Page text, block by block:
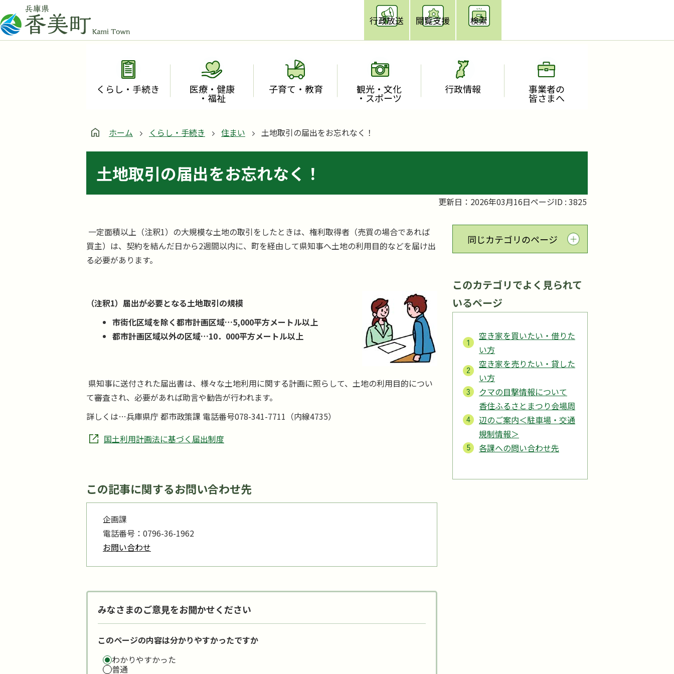
行政放送 閲覧支援 検索
くらし・手続き 医療・健康
・福祉
子育て・教育 観光・文化
・スポーツ
行政情報 事業者の
皆さまへ
ホーム くらし・手続き 住まい 土地取引の届出をお忘れなく！
土地取引の届出をお忘れなく！
更新日：2026年03月16日ページID : 3825
一定面積以上（注釈1）の大規模な土地の取引をしたときは、権利取得者（売買の場合であれば
買主）は、契約を結んだ日から2週間以内に、町を経由して県知事へ土地の利用目的などを届け出
る必要があります。
（注釈1）届出が必要となる土地取引の規模
市街化区域を除く都市計画区域…5,000平方メートル以上
都市計画区域以外の区域…10．000平方メートル以上
県知事に送付された届出書は、様々な土地利用に関する計画に照らして、土地の利用目的につい
て審査され、必要があれば助言や勧告が行われます。
詳しくは…兵庫県庁 都市政策課 電話番号078-341-7711（内線4735）
国土利用計画法に基づく届出制度
この記事に関するお問い合わせ先
企画課
電話番号：0796-36-1962
お問い合わせ
みなさまのご意見をお聞かせください
このページの内容は分かりやすかったですか
わかりやすかった
普通
同じカテゴリのページ
このカテゴリでよく見られて
いるページ
空き家を買いたい・借りた
い方
空き家を売りたい・貸した
い方
クマの目撃情報について
香住ふるさとまつり会場周
辺のご案内＜駐車場・交通
規制情報＞
各課への問い合わせ先